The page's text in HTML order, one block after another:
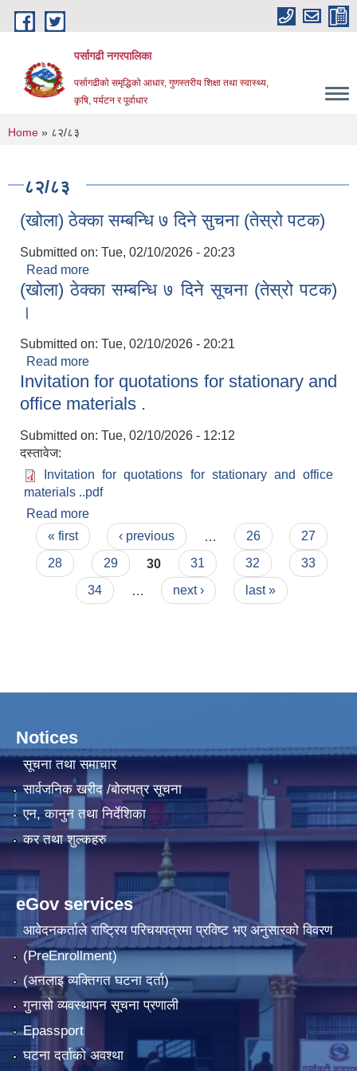
Skip to main content
पर्सागढी नगरपालिका
पर्सागढीको समृद्धिको आधार, गुणस्तरीय शिक्षा तथा स्वास्थ्य,
कृषि, पर्यटन र पूर्वाधार
You are here
Home » ८२/८३
८२/८३
(खोला) ठेक्का सम्बन्धि ७ दिने सुचना (तेस्रो पटक)
Submitted on: Tue, 02/10/2026 - 20:23
Read more
(खोला) ठेक्का सम्बन्धि ७ दिने सूचना (तेस्रो पटक)
।
Submitted on: Tue, 02/10/2026 - 20:21
Read more
।
Invitation for quotations for stationary and
office materials .
Submitted on: Tue, 02/10/2026 - 12:12
दस्तावेज:
Invitation for quotations for stationary and office
materials ..pdf
Read more
office materials .
Pages
« first ‹ previous 26
27
28
29 30 31 32
33
34
next › last »
Notices
सूचना तथा समाचार
सार्वजनिक खरीद /बोलपत्र सूचना
एन, कानुन तथा निर्देशिका
कर तथा शुल्कहरु
eGov services
आवेदनकर्ताले राष्‍ट्रिय परिचयपत्रमा प्रविष्ट भए अनुसारको विवरण
(PreEnrollment)
(अनलाइ व्यक्तिगत घटना दर्ता)
गुनासो व्यवस्थापन सूचना प्रणाली
Epassport
घटना दर्ताको अवश्था